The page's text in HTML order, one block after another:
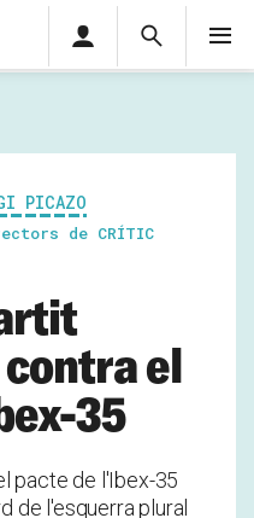
Cerca
privada
PICAZO
de CRÍTIC
contra el
35
pacte de l'Ibex-35
de l'esquerra plural